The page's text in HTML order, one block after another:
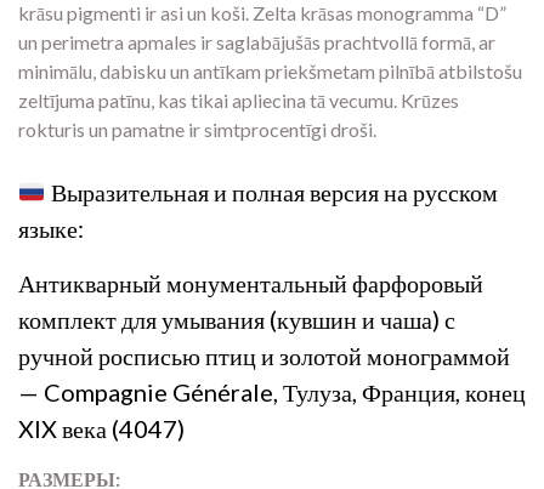
krāsu pigmenti ir asi un koši. Zelta krāsas monogramma “D”
un perimetra apmales ir saglabājušās prachtvollā formā,ar
minimālu,dabisku un antīkam priekšmetam pilnībā atbilstošu
zeltījuma patīnu, kas tikai apliecina tā vecumu. Krūzes
rokturis un pamatne ir simtprocentīgi droši.
Выразительная и полная версия на русском
языке:
Антикварный монументальный фарфоровый
комплект для умывания (кувшин и чаша) с
ручной росписью птиц и золотой монограммой
— Compagnie Générale, Тулуза, Франция, конец
XIX века (4047)
РАЗМЕРЫ: